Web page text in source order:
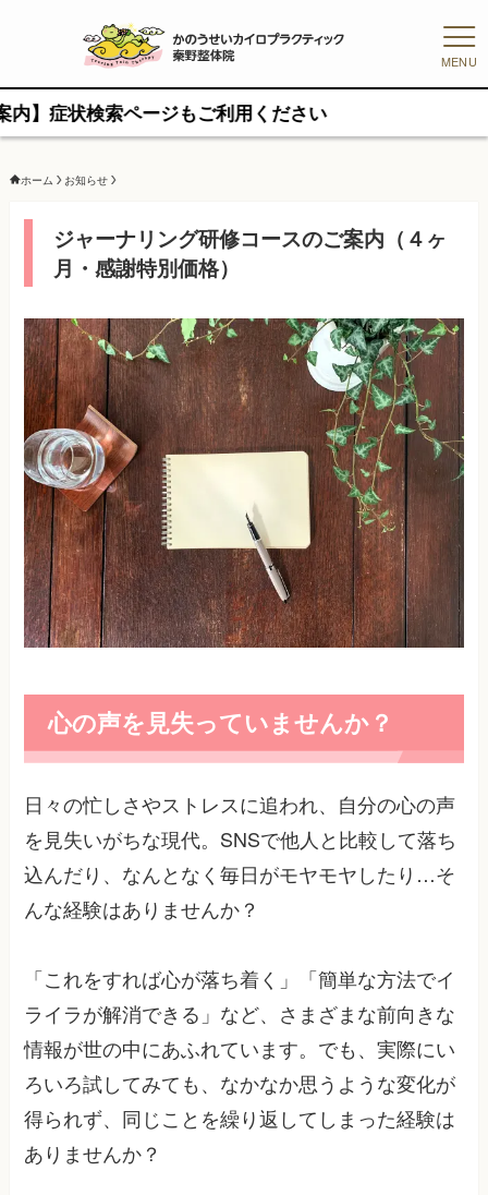
MENU
ページもご利用ください
ホーム お知らせ
ジャーナリング研修コースのご案内（４ヶ
月・感謝特別価格）
心の声を見失っていませんか？
日々の忙しさやストレスに追われ、自分の心の声
を見失いがちな現代。SNSで他人と比較して落ち
込んだり、なんとなく毎日がモヤモヤしたり…そ
んな経験はありませんか？
「これをすれば心が落ち着く」「簡単な方法でイ
ライラが解消できる」など、さまざまな前向きな
情報が世の中にあふれています。でも、実際にい
ろいろ試してみても、なかなか思うような変化が
得られず、同じことを繰り返してしまった経験は
ありませんか？